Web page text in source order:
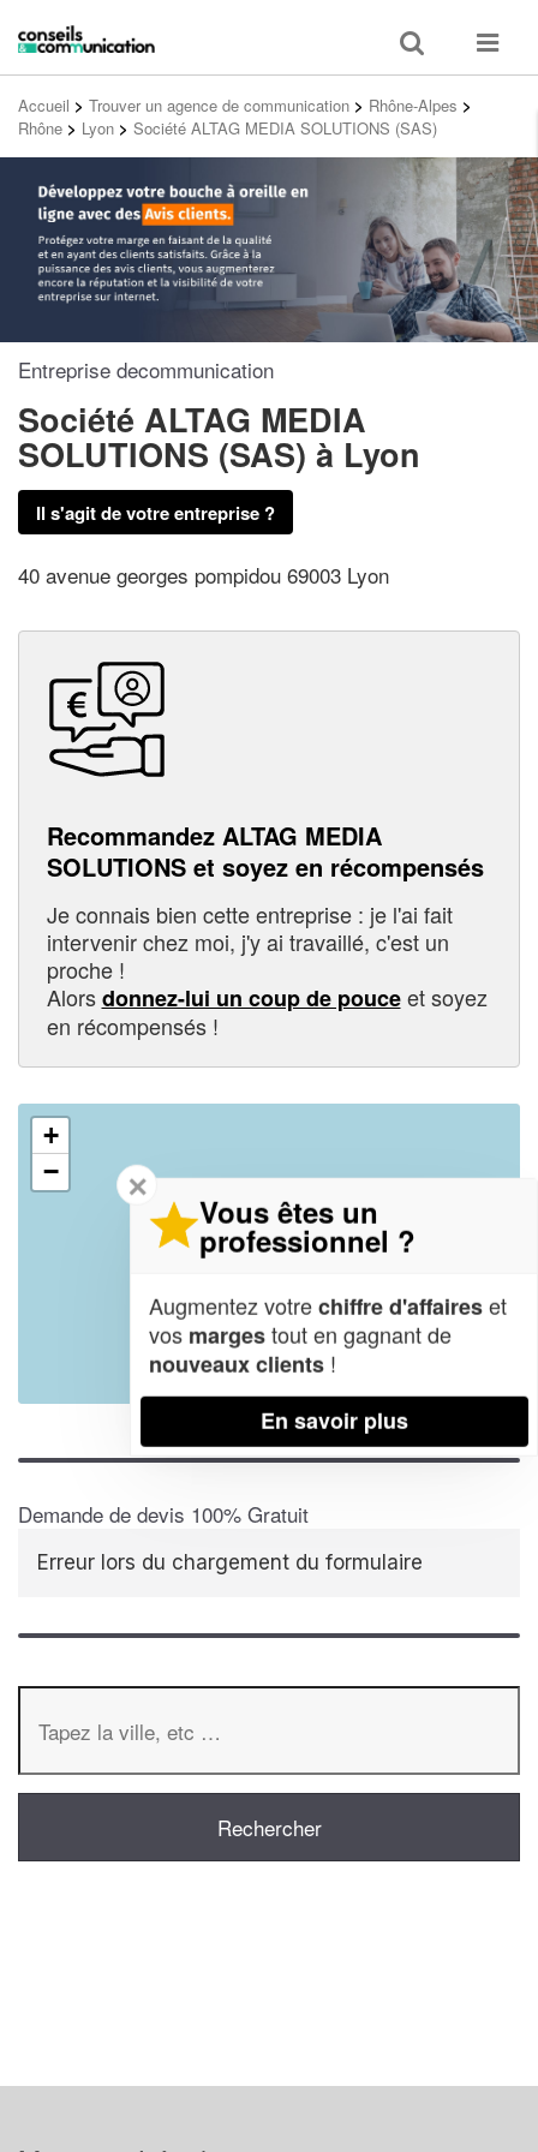
Toggle
search
Toggle
Accueil > Trouver un agence de communication > Rhône-Alpes >
Rhône > Lyon > Société ALTAG MEDIA SOLUTIONS (SAS)
Entreprise decommunication
Société ALTAG MEDIA
SOLUTIONS (SAS) à Lyon
Il s'agit de votre entreprise ?
40 avenue georges pompidou 69003 Lyon
Recommandez ALTAG MEDIA
SOLUTIONS et soyez en récompensés
Je connais bien cette entreprise : je l'ai fait
intervenir chez moi, j'y ai travaillé, c'est un
proche !
Alorsdonnez-lui un coup de pouceet soyez
en récompensés !
+
−
Leaflet| Map data ©OpenStreetMap contributors,CC-BY-SA
Demande de devis 100% Gratuit
Erreur lors du chargement du formulaire
✕
Vous êtes un
professionnel ?
Augmentez votrechiffre d'affaireset
vos margestout en gagnant de
nouveaux clients !
En savoir plus